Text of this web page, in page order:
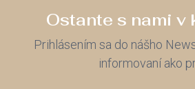
Ostante s nami v
Prihlásením sa do nášho
informovaní ako